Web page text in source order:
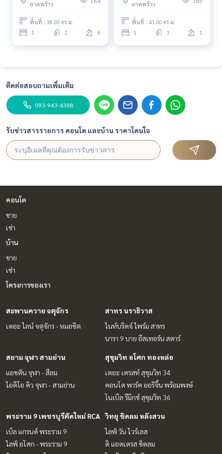
#SOASISOFFICEBUILDING #SCB #TTB #KASETSART #CONDO
ตุจักร #เช่าคอนโดจตุจักร #คอนโดย่านจตุจักก #จตุจักร #ขายคอ
นโดจตุจักร #ซื้อคอนโดจตุจักร #คอนโดห้าแยกลาดพร้าว #คอนโ
ดใกล้MRT #สวนจตุจักร #คอนโดใกล้สวนจตุจักร #ตลาดจตุจักร #
ตลาดนัดจตุจักร #สวนรถไฟ #สถานีกลางบางซื่อ #ตึกแดง #ห้าแย
กลาดพร้าว #คอนโดห้าแยกลาดพร้าว #ย่านห้าแยกลาดพร้าว #เซ็
นทรัลลาดพร้าว #คอนโดเซ็นทรัลลาดพร้าว #คอนโดใกล้เซ็นทรัล
ลาดพร้าว #ยูเนี่ยนมอลล์ #unionmall #centralladprao #หอวัง
#ตลาดนัดรถไฟแดนเนรมิต #แดนเนรมิตร
ลาดพร้าว
พื้นที่ : 38.00 ตร.ม.
1 1 6
| #O
ลาดพร้าว
พื้นที่ : 43.00 ตร.ม.
1 1 1
ติดต่อสอบถามเพิ่มเติม
093-943-4388
รับข่าวสารรายการ คอนโด และบ้าน ราคาโดนใจ
คอนโด
ขาย
เช่า
บ้าน
ขาย
เช่า
โครงการของเรา
สะพานควาย จตุจักร
เดอะ ไลน์ จตุจักร - หมอชิต
สาทร นราธิวาส
ไนท์บริดจ์ ไพร์ม สาทร
นารา 9 บาย อีสเทอร์น สตาร์
สยาม จุฬา สามย่าน
แอชตัน จุฬา - สีลม
ไอดีโอ คิว จุฬา - สามย่าน
สุขุมวิท อโศก ทองหล่อ
เดอะ เครสท์ สุขุมวิท 34
คอนโด พาร์ค ออริจิ้น พร้อมพงษ์
โนเบิล รีมิกซ์ สุขุมวิท 36
พระราม 9 เพชรบุรีตัดใหม่ RCA
เบ็ล แกรนด์ พระราม 9
ไลฟ์ อโศก - พระราม 9
วิทยุ ชิดลม หลังสวน
ไลฟ์ วัน ไวร์เลส
ดิ แอดเดรส ชิดลม